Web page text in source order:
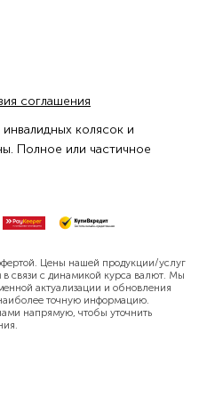
соглашения
колясок и
Полное или частичное
Цены нашей продукции/услуг
связи с динамикой курса валют. Мы
актуализации и обновления
точную информацию.
напрямую, чтобы уточнить